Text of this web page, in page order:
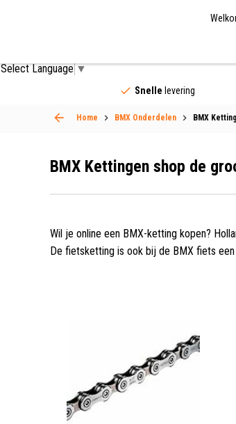
Select Language▼
Snelle levering
Home BMX Onderdelen BMX
BMX Kettingen shop de
Wil je online een BMX-ketting kopen?
De fietsketting is ook bij de BMX fiets